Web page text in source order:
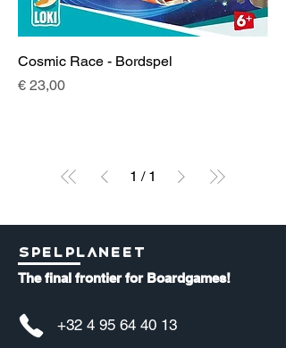
Cosmic Race - Bordspel
Prijs
€ 23,00
1 / 1
Spelplaneet
The final frontier for Boardgames!
+32 4 95 64 40 13